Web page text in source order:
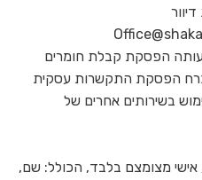
הפסקת קבלת חומרים
הפסקת התקשרות עסקית
בשירותים אחרים של
אישי מצומצם בלבד, הכולל: שם,